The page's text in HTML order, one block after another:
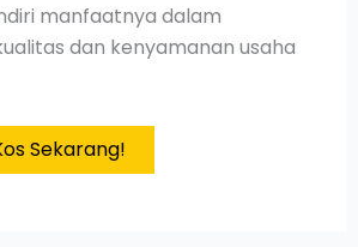
manfaatnya dalam
dan kenyamanan usaha
Sekarang!